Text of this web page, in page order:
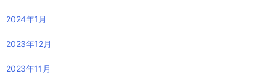
2024年1月
2023年12月
2023年11月